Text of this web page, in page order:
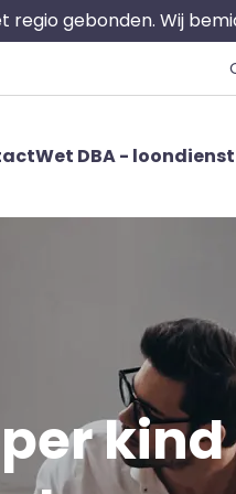
regio gebonden. Wij
Wet DBA - loondienst
kind